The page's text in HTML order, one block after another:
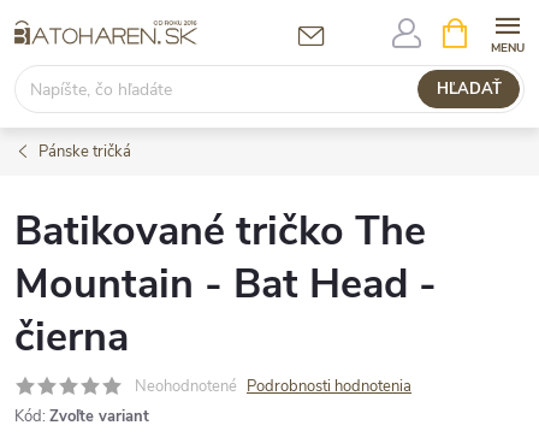
na
obsah
HĽADAŤ
KOŠÍK
Pánske tričká
Batikované tričko The
Mountain - Bat Head -
čierna
Neohodnotené Podrobnosti hodnotenia
Kód: Zvoľte variant